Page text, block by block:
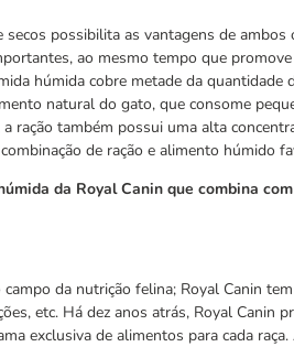
possibilita as vantagens de
ao mesmo tempo que
húmida cobre metade da
natural do gato, que consome
ração também possui uma alta
de ração e alimento húmido
da Royal Canin que combina
da nutrição felina; Royal Canin
etc. Há dez anos atrás, Royal Canin
exclusiva de alimentos para cada